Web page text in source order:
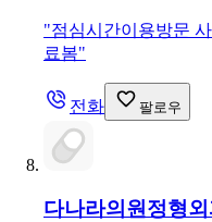
"점심시간이용방문
료봄"
전화 팔로우
다나라의원정형